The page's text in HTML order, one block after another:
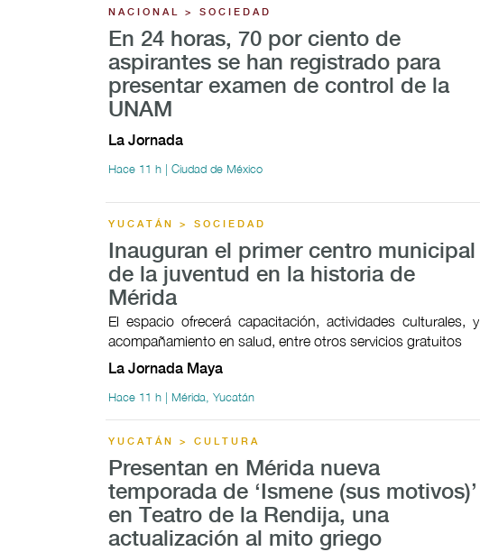
NACIONAL > SOCIEDAD
En 24 horas, 70 por ciento de
aspirantes se han registrado para
presentar examen de control de la
UNAM
La Jornada
Hace 11 h | Ciudad de México
YUCATÁN > SOCIEDAD
Inauguran el primer centro municipal
de la juventud en la historia de
Mérida
El espacio ofrecerá capacitación, actividades culturales, y
acompañamiento en salud, entre otros servicios gratuitos
La Jornada Maya
Hace 11 h | Mérida, Yucatán
YUCATÁN > CULTURA
Presentan en Mérida nueva
temporada de ‘Ismene (sus motivos)’
en Teatro de la Rendija, una
actualización al mito griego